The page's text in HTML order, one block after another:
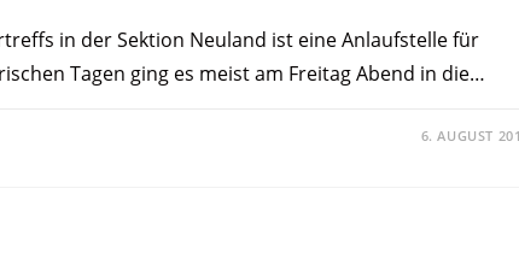
in der Sektion Neuland ist eine Anlaufstelle für
Tagen ging es meist am Freitag Abend in die…
6. AUGUST